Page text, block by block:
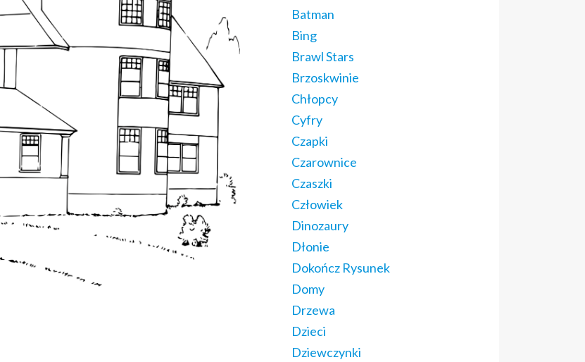
Batman
Bing
Brawl Stars
Brzoskwinie
Chłopcy
Cyfry
Czapki
Czarownice
Czaszki
Człowiek
Dinozaury
Dłonie
Dokończ Rysunek
Domy
Drzewa
Dzieci
Dziewczynki